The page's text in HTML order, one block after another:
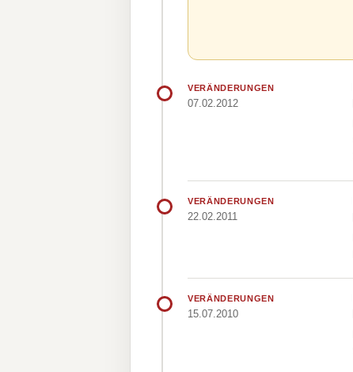
VERÄNDERUNGEN
07.02.2012
VERÄNDERUNGEN
22.02.2011
VERÄNDERUNGEN
15.07.2010